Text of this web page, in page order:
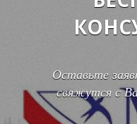
Оставьте
свяжутся с